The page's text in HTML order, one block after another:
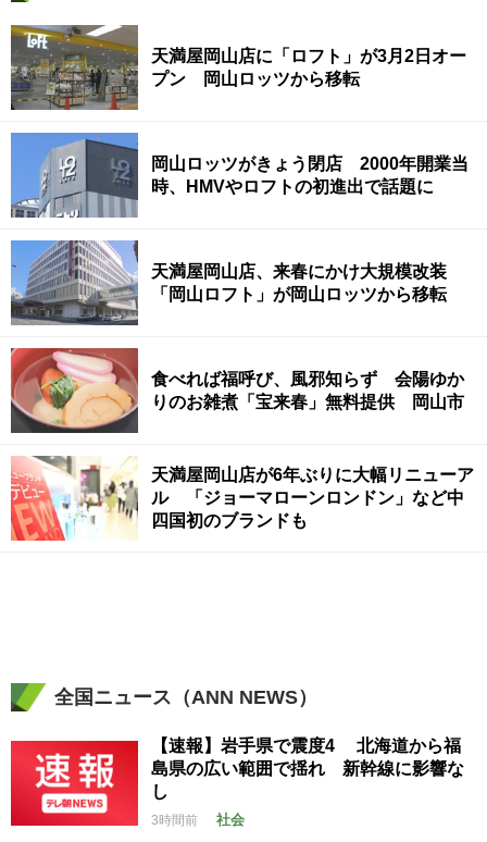
天満屋岡山店に「ロフト」が3月2日オー
プン 岡山ロッツから移転
岡山ロッツがきょう閉店 2000年開業当
時、HMVやロフトの初進出で話題に
天満屋岡山店、来春にかけ大規模改装
「岡山ロフト」が岡山ロッツから移転
食べれば福呼び、風邪知らず 会陽ゆか
りのお雑煮「宝来春」無料提供 岡山市
天満屋岡山店が6年ぶりに大幅リニューア
ル 「ジョーマローンロンドン」など中
四国初のブランドも
全国ニュース（ANN NEWS）
【速報】岩手県で震度4 北海道から福
島県の広い範囲で揺れ 新幹線に影響な
し
3時間前 社会